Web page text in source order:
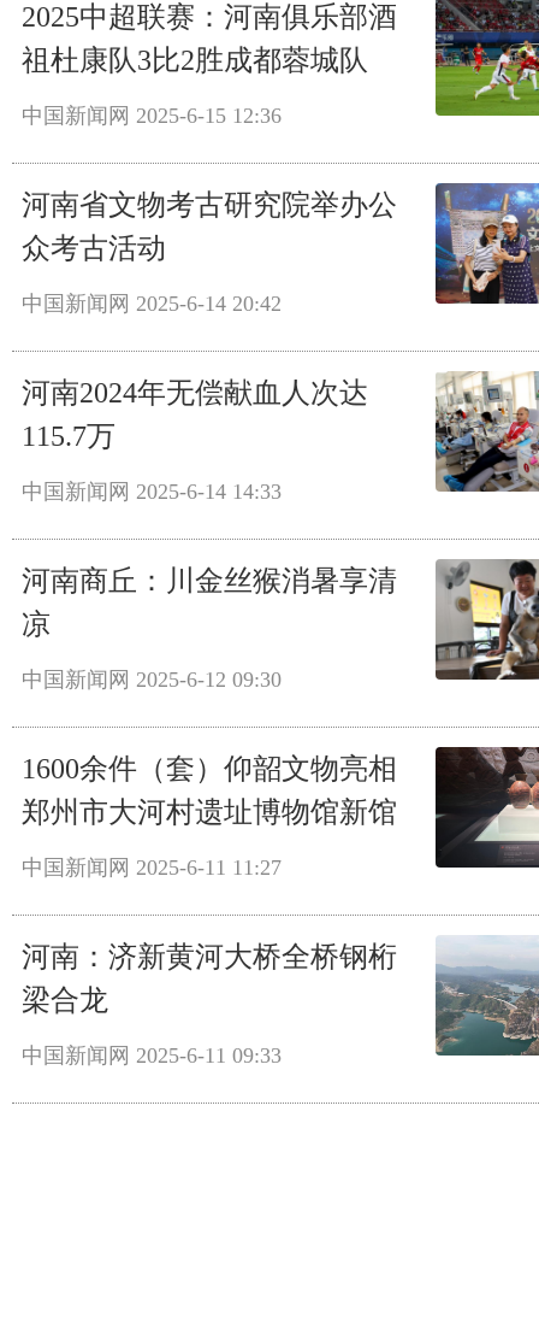
2025中超联赛：河南俱乐部酒
祖杜康队3比2胜成都蓉城队
中国新闻网 2025-6-15 12:36
河南省文物考古研究院举办公
众考古活动
中国新闻网 2025-6-14 20:42
河南2024年无偿献血人次达
115.7万
中国新闻网 2025-6-14 14:33
河南商丘：川金丝猴消暑享清
凉
中国新闻网 2025-6-12 09:30
1600余件（套）仰韶文物亮相
郑州市大河村遗址博物馆新馆
中国新闻网 2025-6-11 11:27
河南：济新黄河大桥全桥钢桁
梁合龙
中国新闻网 2025-6-11 09:33